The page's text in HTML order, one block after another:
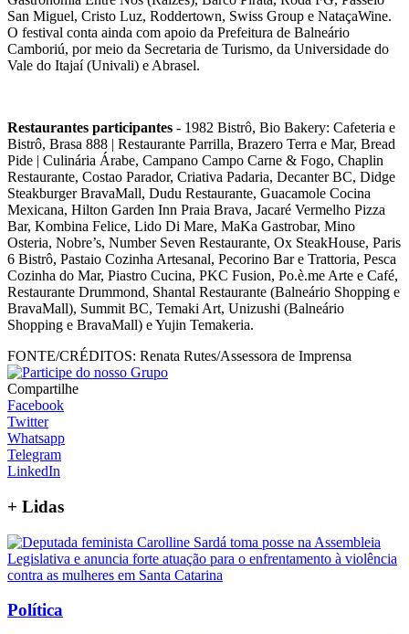
San Miguel, Cristo Luz, Roddertown, Swiss Group e NataçaWine.
O festival conta ainda com apoio da Prefeitura de Balneário
Camboriú, por meio da Secretaria de Turismo, da Universidade do
Vale do Itajaí (Univali) e Abrasel.
Restaurantes participantes - 1982 Bistrô, Bio Bakery: Cafeteria e
Bistrô, Brasa 888 | Restaurante Parrilla, Brazero Terra e Mar, Bread
Pide | Culinária Árabe, Campano Campo Carne & Fogo, Chaplin
Restaurante, Costao Parador, Criativa Padaria, Decanter BC, Didge
Steakburger BravaMall, Dudu Restaurante, Guacamole Cocina
Mexicana, Hilton Garden Inn Praia Brava, Jacaré Vermelho Pizza
Bar, Kombina Felice, Lido Di Mare, MaKa Gastrobar, Mino
Osteria, Nobre’s, Number Seven Restaurante, Ox SteakHouse, Paris
6 Bistrô, Pastaio Cozinha Artesanal, Pecorino Bar e Trattoria, Pesca
Cozinha do Mar, Piastro Cucina, PKC Fusion, Po.è.me Arte e Café,
Restaurante Drummond, Shantal Restaurante (Balneário Shopping e
BravaMall), Summit BC, Temaki Art, Unizushi (Balneário
Shopping e BravaMall) e Yujin Temakeria.
FONTE/CRÉDITOS: Renata Rutes/Assessora de Imprensa
Compartilhe
Facebook
Twitter
Whatsapp
Telegram
LinkedIn
+ Lidas
Política